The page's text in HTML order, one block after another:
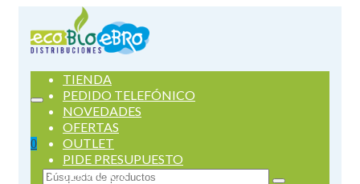
0
Buscar
TIENDA
PEDIDO TELEFÓNICO
NOVEDADES
OFERTAS
OUTLET
PIDE PRESUPUESTO
SERVICIOS